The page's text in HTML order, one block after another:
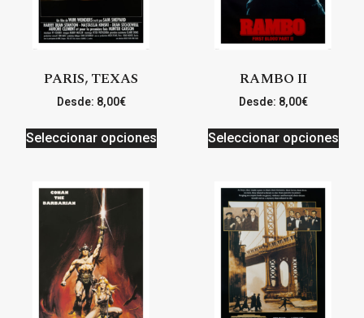
PARIS, TEXAS
Desde: 8,00€
Seleccionar opciones
RAMBO II
Desde: 8,00€
Seleccionar opciones